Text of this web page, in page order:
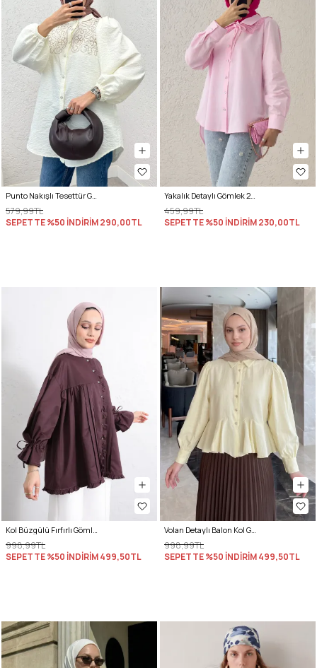
Punto Nakışlı Tesettür Gömlek 2241 - KREM
579,99TL
SEPETTE %50 İNDİRİM290,00TL
Yakalık Detaylı Gömlek 2214 - PEMBE
459,99TL
SEPETTE %50 İNDİRİM230,00TL
Kol Büzgülü Fırfırlı Gömlek Y0093 MÜRDÜM
998,99TL
SEPETTE %50 İNDİRİM499,50TL
Volan Detaylı Balon Kol Gömlek Y0095 - SARI
998,99TL
SEPETTE %50 İNDİRİM499,50TL